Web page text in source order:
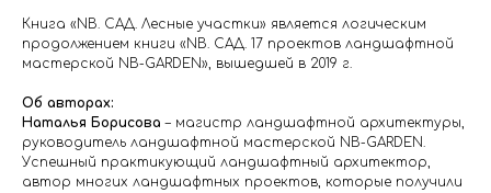
Книга «NB. САД. Лесные участки» является логическим
продолжением книги «NB. САД. 17 проектов ландшафтной
мастерской NB-GARDEN», вышедшей в 2019 г.
Об авторах:
Наталья Борисова – магистр ландшафтной архитектуры,
руководитель ландшафтной мастерской NB-GARDEN.
Успешный практикующий ландшафтный архитектор,
автор многих ландшафтных проектов, которые получили